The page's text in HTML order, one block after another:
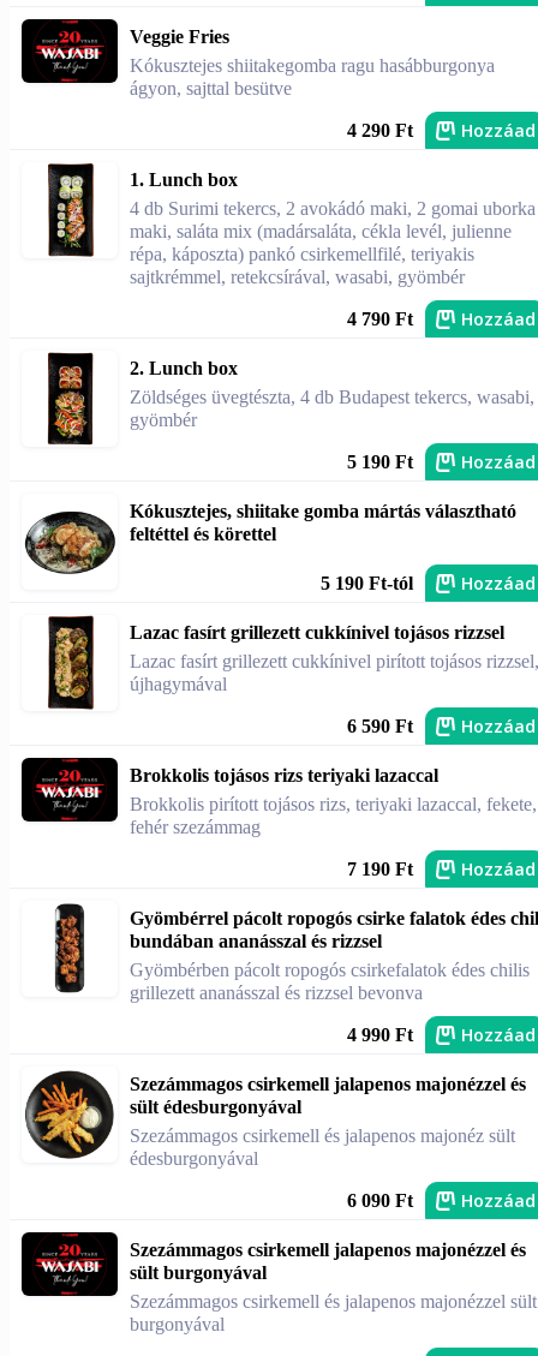
Veggie Fries
Kókusztejes shiitakegomba ragu hasábburgonya
ágyon, sajttal besütve
4 290 Ft Hozzáad
1. Lunch box
4 db Surimi tekercs, 2 avokádó maki, 2 gomai uborka
maki, saláta mix (madársaláta, cékla levél, julienne
répa, káposzta) pankó csirkemellfilé, teriyakis
sajtkrémmel, retekcsírával, wasabi, gyömbér
4 790 Ft Hozzáad
2. Lunch box
Zöldséges üvegtészta, 4 db Budapest tekercs, wasabi,
gyömbér
5 190 Ft Hozzáad
Kókusztejes, shiitake gomba mártás választható
feltéttel és körettel
5 190 Ft-tól Hozzáad
Lazac fasírt grillezett cukkínivel tojásos rizzsel
Lazac fasírt grillezett cukkínivel pirított tojásos rizzsel,
újhagymával
6 590 Ft Hozzáad
Brokkolis tojásos rizs teriyaki lazaccal
Brokkolis pirított tojásos rizs, teriyaki lazaccal, fekete,
fehér szezámmag
7 190 Ft Hozzáad
Gyömbérrel pácolt ropogós csirke falatok édes
bundában ananásszal és rizzsel
Gyömbérben pácolt ropogós csirkefalatok édes chilis
grillezett ananásszal és rizzsel bevonva
4 990 Ft Hozzáad
Szezámmagos csirkemell jalapenos majonézzel és
sült édesburgonyával
Szezámmagos csirkemell és jalapenos majonéz sült
édesburgonyával
6 090 Ft Hozzáad
Szezámmagos csirkemell jalapenos majonézzel és
sült burgonyával
Szezámmagos csirkemell és jalapenos majonézzel sült
burgonyával